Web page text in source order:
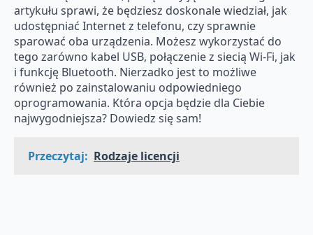
artykułu sprawi, że będziesz doskonale wiedział, jak
udostępniać Internet z telefonu, czy sprawnie
sparować oba urządzenia. Możesz wykorzystać do
tego zarówno kabel USB, połączenie z siecią Wi-Fi, jak
i funkcję Bluetooth. Nierzadko jest to możliwe
również po zainstalowaniu odpowiedniego
oprogramowania. Która opcja będzie dla Ciebie
najwygodniejsza? Dowiedz się sam!
Przeczytaj: Rodzaje licencji